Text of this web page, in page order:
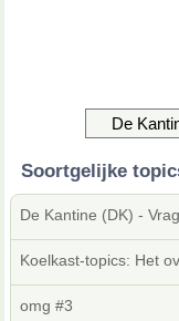
Soortgelijke
De Kantine (DK) -
Koelkast-topics: Het
omg #3